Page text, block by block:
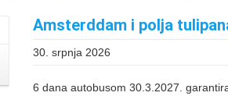
Amsterddam i polja
30. srpnja 2026
6 dana autobusom 30.3.2027.